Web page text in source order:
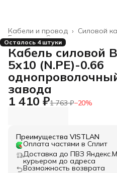
Силовой
Кабели и провод ›
Строительство и
Главная ›
Осталось 4 штуки
Кабель силовой
5х10 (N.PE)-0.66
завода
1 410 ₽1 763 ₽−20%
Преимущества VISTLAN
Оплата частями в Сплит
Доставка до ПВЗ
курьером до адреса
Возможность возврата